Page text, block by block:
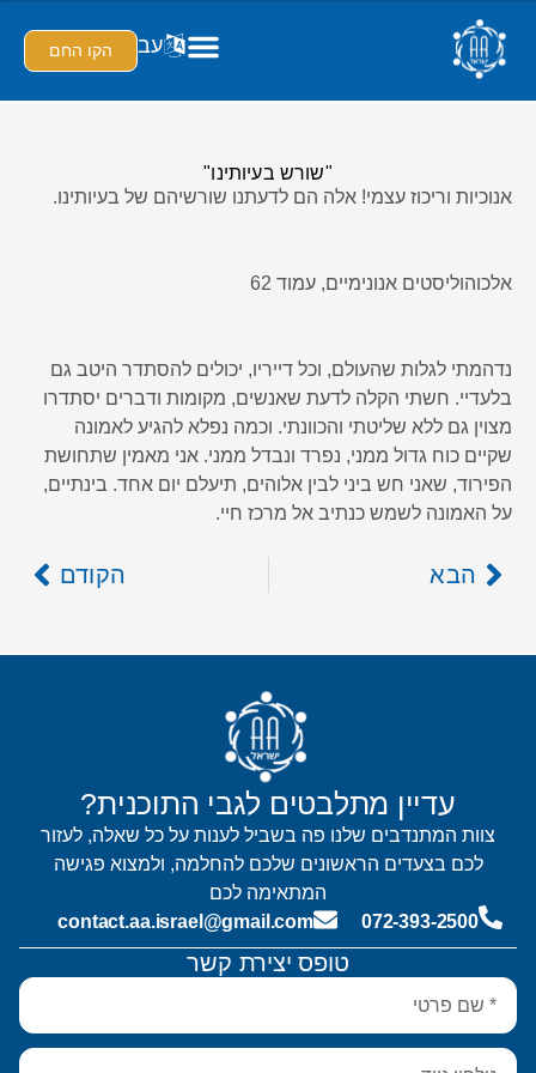
הקו החם עב
"שורש בעיותינו"
אנוכיות וריכוז עצמי! אלה הם לדעתנו שורשיהם של בעיותינו.
אלכוהוליסטים אנונימיים, עמוד 62
נדהמתי לגלות שהעולם, וכל דייריו, יכולים להסתדר היטב גם
בלעדיי. חשתי הקלה לדעת שאנשים, מקומות ודברים יסתדרו
מצוין גם ללא שליטתי והכוונתי. וכמה נפלא להגיע לאמונה
שקיים כוח גדול ממני, נפרד ונבדל ממני. אני מאמין שתחושת
הפירוד, שאני חש ביני לבין אלוהים, תיעלם יום אחד. בינתיים,
על האמונה לשמש כנתיב אל מרכז חיי.
הבא הקודם
טופס יצירת קשר
עדיין מתלבטים לגבי התוכנית?
צוות המתנדבים שלנו פה בשביל לענות על כל שאלה, לעזור
לכם בצעדים הראשונים שלכם להחלמה, ולמצוא פגישה
המתאימה לכם
072-393-2500
contact.aa.israel@gmail.com